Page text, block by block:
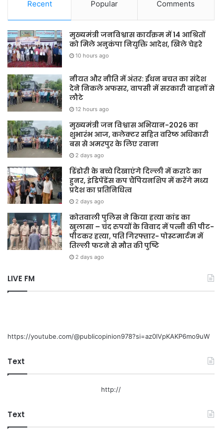
Recent Popular Comments
मुख्यमंत्री जनविश्वास कार्यक्रम में 14 आश्रितों
को मिले अनुकंपा नियुक्ति आदेश, खिले चेहरे
10 hours ago
नीयत और नीति में अंतर: ईंधन बचत का संदेश
देने निकले अफसर, वापसी में सरकारी वाहनों से
लौटे
12 hours ago
मुख्यमंत्री जन विश्वास अभियान-2026 का
शुभारंभ आज, कलेक्टर सहित वरिष्ठ अधिकारी
बस से अमरपुर के लिए रवाना
2 days ago
डिंडोरी के बच्चे दिखाएंगे दिल्ली में कराटे का
हुनर, इंडिपेंडेंस कप चैंपियनशिप में करेंगे मध्य
प्रदेश का प्रतिनिधित्व
2 days ago
कोतवाली पुलिस ने किया हत्या कांड का
खुलासा – चंद रुपयों के विवाद में पत्नी की पीट-
पीटकर हत्या, पति गिरफ्तार- पोस्टमार्टम में
तिल्ली फटने से मौत की पुष्टि
2 days ago
LIVE FM
https://youtube.com/@publicopinion978?si=az0lVpKAKP6mo9uW
Text
http://
Text